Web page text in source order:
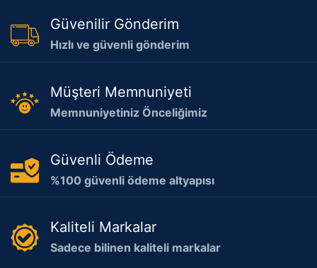
Güvenilir Gönderim
Hızlı ve güvenli gönderim
Müşteri Memnuniyeti
Memnuniyetiniz Önceliğimiz
Güvenli Ödeme
%100 güvenli ödeme altyapısı
Kaliteli Markalar
Sadece bilinen kaliteli markalar